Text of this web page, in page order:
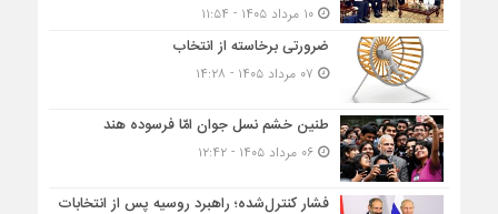
۱۰ مرداد ۱۴۰۵ - ۱۱:۵۴
ضرورتی برخاسته از انتخاب
طنین خشم نسل جوان امّا فرسوده هند
۰۶ مرداد ۱۴۰۵ - ۱۲:۴۲
فشار کنترل‌شده؛ راهبرد روسیه پس از انتخابات